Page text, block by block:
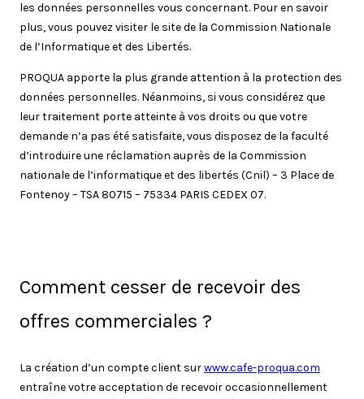
les données personnelles vous concernant. Pour en savoir
plus, vous pouvez visiter le site de la Commission Nationale
de l’Informatique et des Libertés.
PROQUA apporte la plus grande attention à la protection des
données personnelles. Néanmoins, si vous considérez que
leur traitement porte atteinte à vos droits ou que votre
demande n’a pas été satisfaite, vous disposez de la faculté
d’introduire une réclamation auprès de la Commission
nationale de l’informatique et des libertés (Cnil) – 3 Place de
Fontenoy – TSA 80715 – 75334 PARIS CEDEX 07.
Comment cesser de recevoir des
offres commerciales ?
La création d’un compte client surwww.cafe-proqua.com
entraîne votre acceptation de recevoir occasionnellement